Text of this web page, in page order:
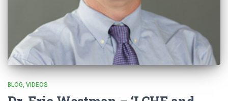
BLOG VIDEOS